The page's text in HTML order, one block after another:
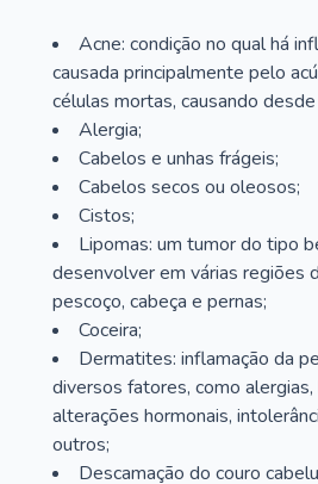
Acne: condição no qual há
causada principalmente pelo
células mortas, causando
Alergia;
Cabelos e unhas frágeis;
Cabelos secos ou oleosos;
Cistos;
Lipomas: um tumor do tipo
desenvolver em várias regiões
pescoço, cabeça e pernas;
Coceira;
Dermatites: inflamação da
diversos fatores, como alergias,
alterações hormonais,
outros;
Descamação do couro